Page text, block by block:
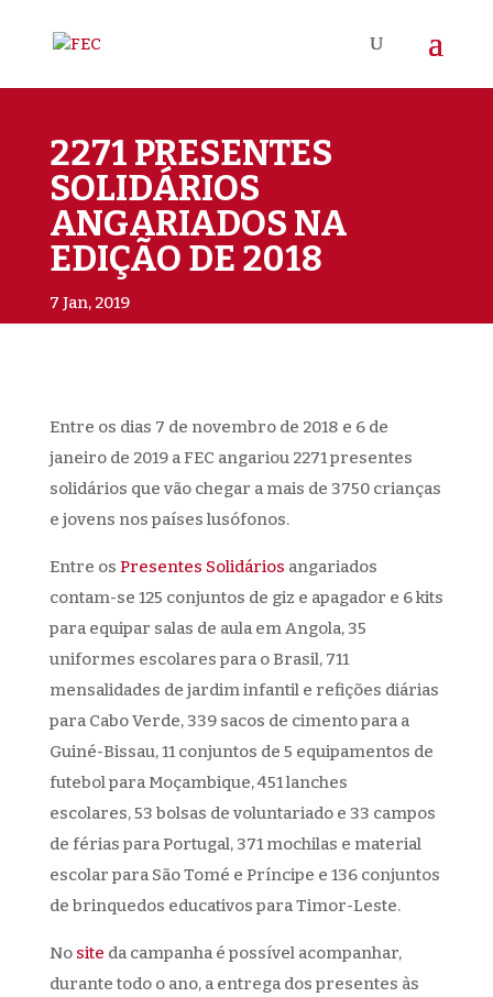
2271 PRESENTES
SOLIDÁRIOS
ANGARIADOS NA
EDIÇÃO DE 2018
7 Jan, 2019
Entre os dias 7 de novembro de 2018 e 6 de
janeiro de 2019 a FEC angariou 2271 presentes
solidários que vão chegar a mais de 3750 crianças
e jovens nos países lusófonos.
Entre os Presentes Solidários angariados
contam-se 125 conjuntos de giz e apagador e 6 kits
para equipar salas de aula em Angola, 35
uniformes escolares para o Brasil, 711
mensalidades de jardim infantil e refições diárias
para Cabo Verde, 339 sacos de cimento para a
Guiné-Bissau, 11 conjuntos de 5 equipamentos de
futebol para Moçambique, 451 lanches
escolares, 53 bolsas de voluntariado e 33 campos
de férias para Portugal, 371 mochilas e material
escolar para São Tomé e Príncipe e 136 conjuntos
de brinquedos educativos para Timor-Leste.
No site da campanha é possível acompanhar,
durante todo o ano, a entrega dos presentes às